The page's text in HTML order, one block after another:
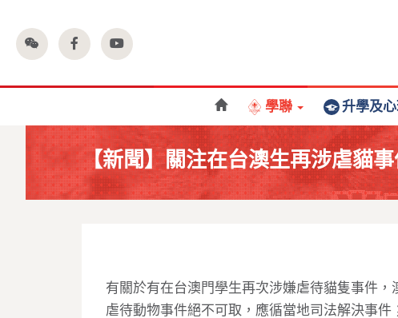
學聯 升學及
【新聞】關注在台澳生再涉虐貓事
有關於有在台澳門學生再次涉嫌虐待貓隻事件，
虐待動物事件絕不可取，應循當地司法解決事